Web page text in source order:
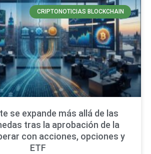
CRIPTONOTICIAS BLOCKCHAIN
se expande más allá de las
tras la aprobación de la
con acciones, opciones y
ETF